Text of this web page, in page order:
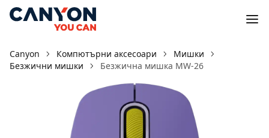
Canyon Компютърни аксесоари
Мишки
Безжични мишки
Безжична мишка MW-26